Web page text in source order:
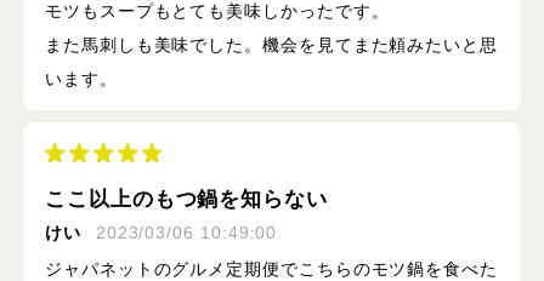
モツもスープもとても美味しかったです。
また馬刺しも美味でした。機会を見てまた頼みたいと思
います。
ここ以上のもつ鍋を知らない
けい
2023/03/06 10:49:00
ジャパネットのグルメ定期便でこちらのモツ鍋を食べた